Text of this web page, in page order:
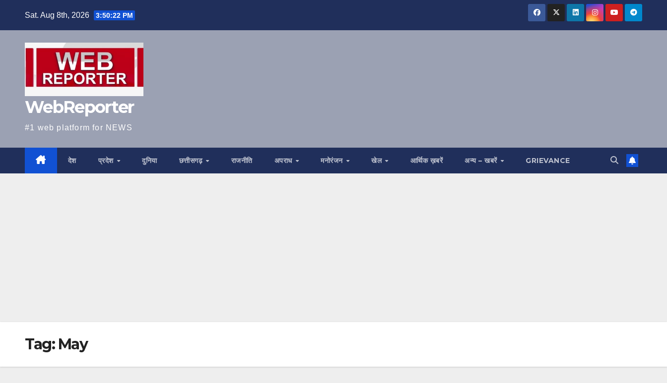
Sat. Aug 8th, 2026 3:50:23 PM
WebReporter
#1 web platform for NEWS
देश प्रदेश दुनिया छत्तीसगढ़ राजनीति अपराध मनोरंजन खेल आर्थिक ख़बरें अन्य – खबरें GRIEVANCE
Tag: May